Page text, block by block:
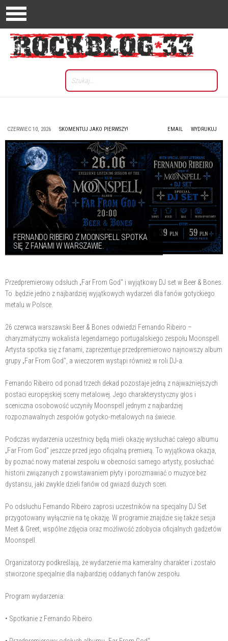
CZERWIEC 10, 2026 WYDRUKUJ
EMAIL
SKOMENTUJ JAKO PIERWSZY!
FERNANDO RIBEIRO Z MOONSPELL SPOTKA
SIĘ Z FANAMI W WARSZAWIE.
Przedpremierowy odsłuch „Far From God" i wyjątkowy DJ set w Beer & Bones.
To .będzie jedno z najbardziej wyjątkowych wydarzeń dla fanów gotyckiego
metalu w Polsce.
26 czerwca warszawski Beer & Bones odwiedzi Fernando Ribeiro –
charyzmatyczny wokalista legendarnego portugalskiego zespołu Moonspell.
Artysta spotka się z fanami, zaprezentuje przedpremierowo najnowszy album
grupy „Far From God", a wieczorem wystąpi również w roli DJ-a.
Fernando Ribeiro od ponad trzech dekad pozostaje jedną z najważniejszych
postaci europejskiej sceny metalowej. Jego charakterystyczny głos i
sceniczna osobowość uczyniły Moonspell jednym z najbardziej
rozpoznawalnych zespołów gotycko-metalowych na świecie.
Podczas wydarzenia uczestnicy będą mieli okazję wysłuchać całego albumu
„Far From God" jeszcze przed jego oficjalną premierą. To wyjątkowa okazja,
by poznać nowy materiał zespołu w obecności samego artysty, posłuchać
historii związanych z powstawaniem płyty i porozmawiać o muzyce bez
dystansu, jaki zwykle dzieli fanów od gwiazd dużych scen.
Po odsłuchu Fernando Ribeiro zaprosi uczestników na specjalny DJ Set
przygotowany wyłącznie na tę okazję. W programie znajdzie się także sesja
Meet & Greet, wspólne zdjęcia oraz możliwość zdobycia oficjalnych gadżetów
Moonspell.
Organizatorzy podkreślają, że wydarzenie ma kameralny charakter i zostało
stworzone specjalnie dla najbardziej oddanych fanów zespołu.
Program wydarzenia:
• Spotkanie z Fernando Ribeiro